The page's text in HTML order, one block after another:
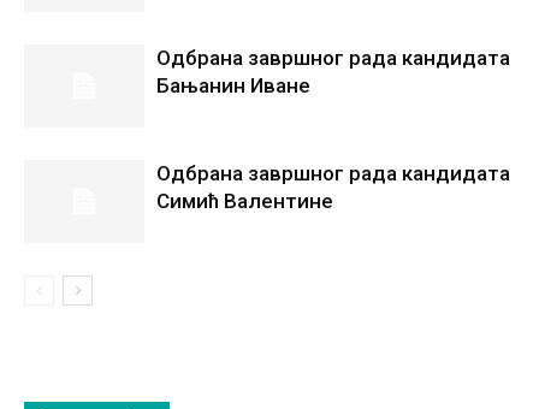
Одбрана завршног рада кандидата
Бањанин Иване
Одбрана завршног рада кандидата
Симић Валентине